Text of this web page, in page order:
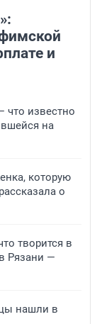
и
что известно
на
которую
о
творится в
Рязани —
нашли в